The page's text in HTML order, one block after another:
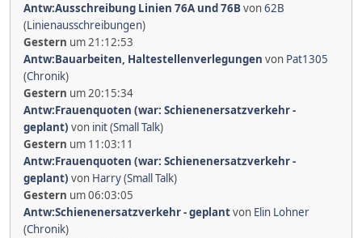
Antw:Ausschreibung Linien 76A und 76Bvon62B
(Linienausschreibungen)
Gestern um 21:12:53
Antw:Bauarbeiten, Haltestellenverlegungen von Pat1305
(Chronik)
Gestern um 20:15:34
Antw:Frauenquoten (war: Schienenersatzverkehr -
geplant) von init(Small Talk)
Gestern um 11:03:11
Antw:Frauenquoten (war: Schienenersatzverkehr -
geplant) von Harry(Small Talk)
Gestern um 06:03:05
Antw:Schienenersatzverkehr - geplantvon Elin Lohner
(Chronik)